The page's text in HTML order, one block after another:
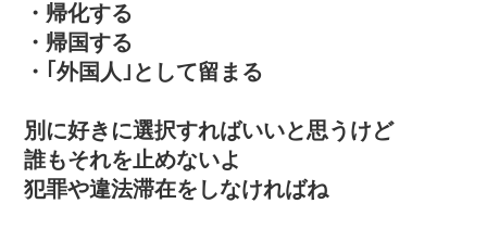
・帰化する
・帰国する
・｢外国人｣として留まる
別に好きに選択すればいいと思うけど
誰もそれを止めないよ
犯罪や違法滞在をしなければね